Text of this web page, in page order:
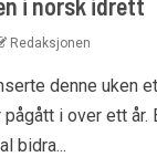
Redaksjonen
denne uken
i over ett år.
bidra...